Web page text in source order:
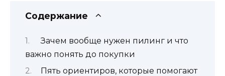
Содержание
Зачем вообще нужен пилинг и что
важно понять до покупки
Пять ориентиров, которые помогают